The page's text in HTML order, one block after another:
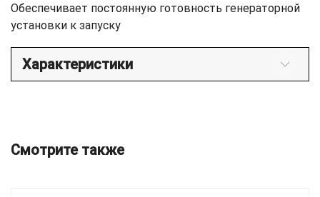
Обеспечивает постоянную готовность генераторной
установки к запуску
Характеристики
Смотрите также